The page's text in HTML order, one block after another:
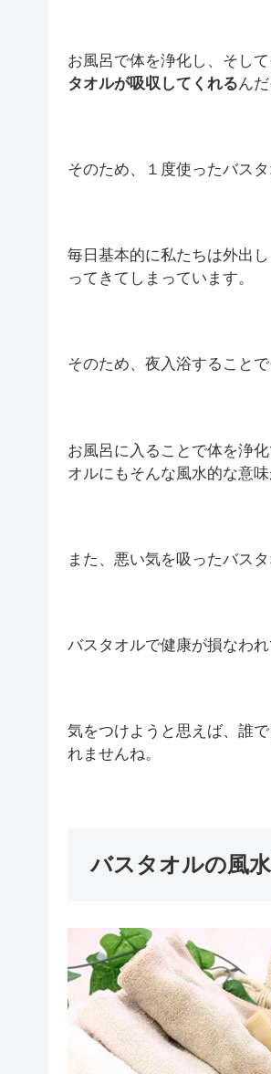
お風呂で体を浄化し、そし
タオルが吸収してくれるんだ
そのため、１度使ったバス
毎日基本的に私たちは外出
ってきてしまっています。
そのため、夜入浴すること
お風呂に入ることで体を浄
オルにもそんな風水的な意
また、悪い気を吸ったバス
バスタオルで健康が損なわ
気をつけようと思えば、誰
れませんね。
バスタオルの風